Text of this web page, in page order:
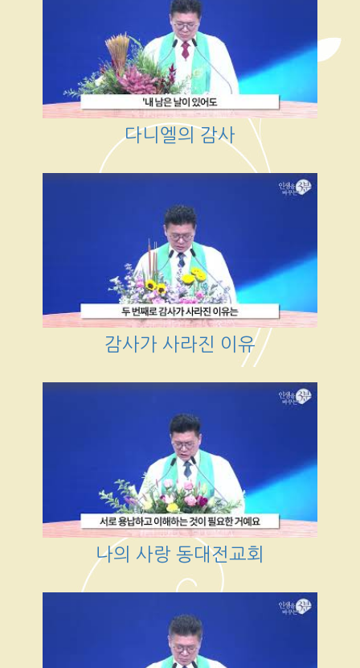
다니엘의 감사
감사가 사라진 이유
나의 사랑 동대전교회